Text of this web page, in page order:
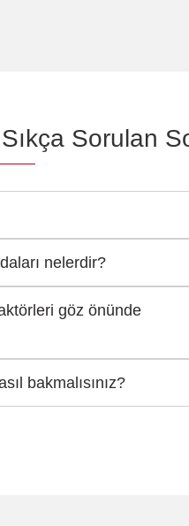
Sorulan
nelerdir?
göz önünde
bakmalısınız?